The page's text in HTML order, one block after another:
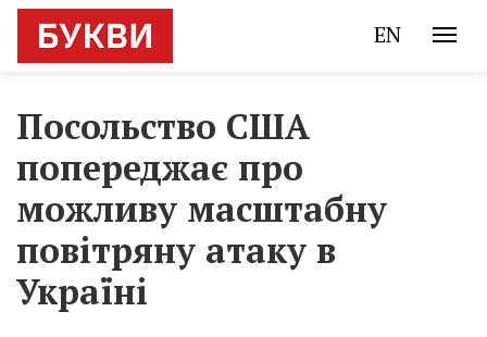
EN
Посольство США
попереджає про
можливу масштабну
повітряну атаку в
Україні